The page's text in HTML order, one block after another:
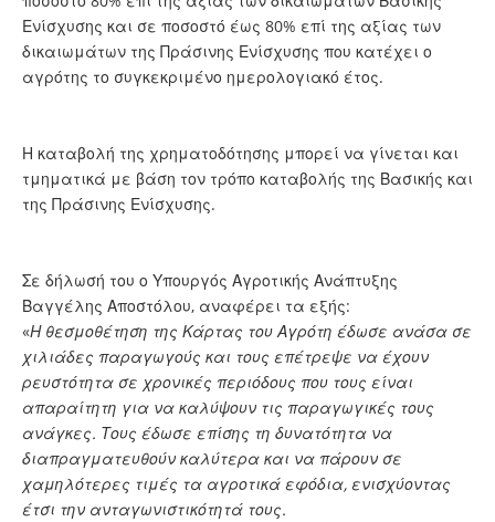
Ενίσχυσης και σε ποσοστό έως 80% επί της αξίας των
δικαιωμάτων της Πράσινης Ενίσχυσης που κατέχει ο
αγρότης το συγκεκριμένο ημερολογιακό έτος.
Η καταβολή της χρηματοδότησης μπορεί να γίνεται και
τμηματικά με βάση τον τρόπο καταβολής της Βασικής και
της Πράσινης Ενίσχυσης.
Σε δήλωσή του ο Υπουργός Αγροτικής Ανάπτυξης
Βαγγέλης Αποστόλου, αναφέρει τα εξής:
«Η θεσμοθέτηση της Κάρτας του Αγρότη έδωσε ανάσα σε
χιλιάδες παραγωγούς και τους επέτρεψε να έχουν
ρευστότητα σε χρονικές περιόδους που τους είναι
απαραίτητη για να καλύψουν τις παραγωγικές τους
ανάγκες. Τους έδωσε επίσης τη δυνατότητα να
διαπραγματευθούν καλύτερα και να πάρουν σε
χαμηλότερες τιμές τα αγροτικά εφόδια, ενισχύοντας
έτσι την ανταγωνιστικότητά τους.